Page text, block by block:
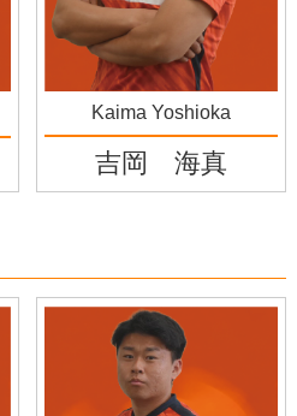
Kaima Yoshioka
吉岡 海真